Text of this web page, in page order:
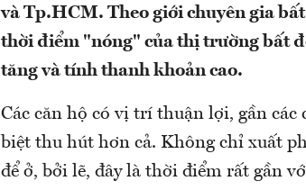
và Tp.HCM. Theo giới chuyên gia
thời điểm "nóng" của thị trường bất
tăng và tính thanh khoản cao.
Các căn hộ có vị trí thuận lợi, gần các
biệt thu hút hơn cả. Không chỉ xuất
để ở, bởi lẽ, đây là thời điểm rất gần